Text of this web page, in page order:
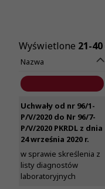
Wyświetlone 21-40
Nazwa
Uchwały od nr 96/1-
P/V/2020 do Nr 96/7-
P/V/2020 PKRDL z dnia
24 września 2020 r.
w sprawie skreślenia z
listy diagnostów
laboratoryjnych